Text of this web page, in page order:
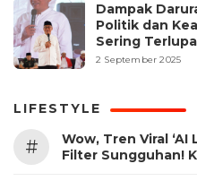
Dampak
Politik dan
Sering
2 September 2025
LIFESTYLE
#
Wow, Tren Viral
Filter Sungguhan!